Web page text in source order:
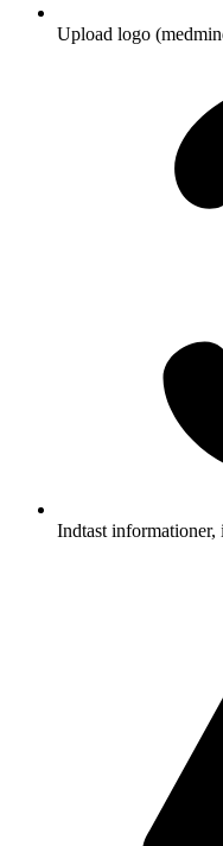
Upload logo
Indtast informationer,